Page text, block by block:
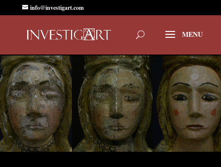
info@investigart.com